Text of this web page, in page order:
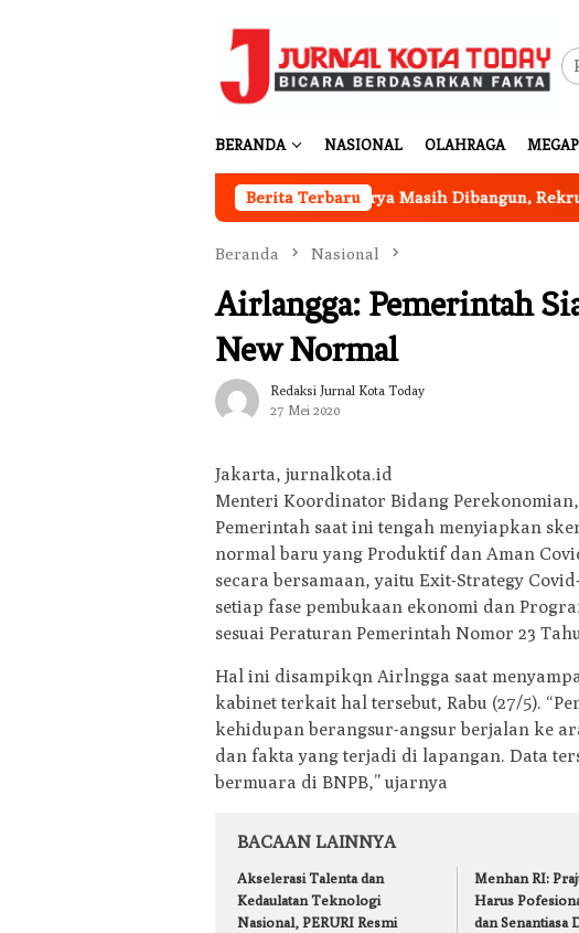
BERANDA NASIONAL OLAHRAGA
Berita Terbaru
Koperasi Merah Putih Desa Sukakarya Masih Dibangun, Rekrutmen
Beranda Nasional
Airlangga: Pemerintah
New Normal
Redaksi Jurnal Kota Today
27 Mei 2020
Jakarta, jurnalkota.id
Menteri Koordinator Bidang
Pemerintah saat ini tengah menyiapkan
normal baru yang Produktif dan Aman
secara bersamaan, yaitu Exit-Strategy
setiap fase pembukaan ekonomi dan
sesuai Peraturan Pemerintah Nomor 23
Hal ini disampikqn Airlngga saat
kabinet terkait hal tersebut, Rabu (27/5).
kehidupan berangsur-angsur berjalan ke
dan fakta yang terjadi di lapangan. Data
bermuara di BNPB,” ujarnya
BACAAN LAINNYA
Akselerasi Talenta dan
Kedaulatan Teknologi
Nasional, PERURI Resmi
Menhan RI:
Harus
dan Senantiasa